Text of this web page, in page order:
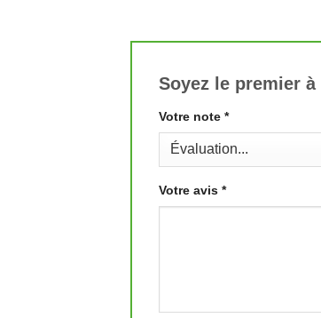
Soyez le premier
Votre note *
Votre avis *